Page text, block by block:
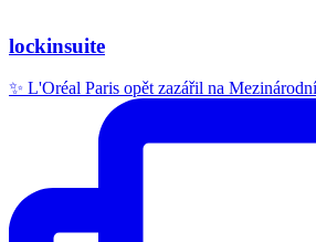
lockinsuite
✨ L'Oréal Paris opět zazářil na